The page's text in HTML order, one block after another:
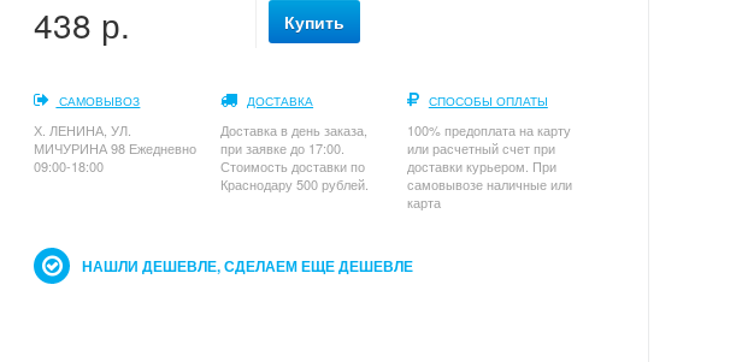
438 р. Купить
САМОВЫВОЗ
Х. ЛЕНИНА, УЛ.
МИЧУРИНА 98 Ежедневно
09:00-18:00
ДОСТАВКА
Доставка в день заказа,
при заявке до 17:00.
Стоимость доставки по
Краснодару 500 рублей.
СПОСОБЫ ОПЛАТЫ
100% предоплата на карту
или расчетный счет при
доставки курьером. При
самовывозе наличные или
карта
НАШЛИ ДЕШЕВЛЕ, СДЕЛАЕМ ЕЩЕ ДЕШЕВЛЕ